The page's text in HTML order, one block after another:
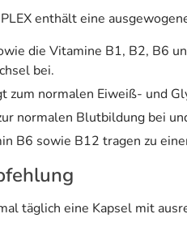
enthält eine
die Vitamine B1, B2, B6
bei.
zum normalen Eiweiß- und
normalen Blutbildung bei
B6 sowie B12 tragen zu
täglich eine Kapsel mit